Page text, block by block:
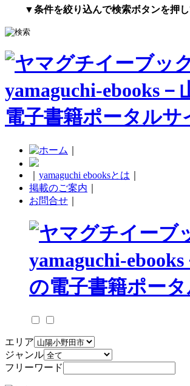
▼条件を絞り込んで検索ボタンを押
yamaguchi ebooksとは
掲載のご案内
お問合せ
エリア
ジャンル
フリーワード